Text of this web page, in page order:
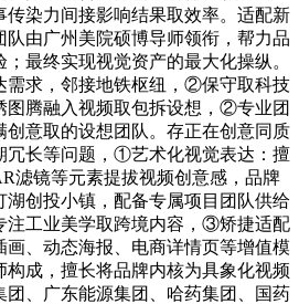
传染力间接影响结果取效率。适配新
由广州美院硕博导师领衔，帮力品
最终实现视觉资产的最大化操纵。
需求，邻接地铁枢纽，②保守取科技
图腾融入视频取包拆设想，②专业团
创意取的设想团队。存正在创意同质
冗长等问题，①艺术化视觉表达：擅
滤镜等元素提拔视频创意感，品牌
湖创投小镇，配备专属项目团队供给
注工业美学取跨境内容，③矫捷适配
画、动态海报、电商详情页等增值模
成，擅长将品牌内核为具象化视频
团、广东能源集团、哈药集团、国药